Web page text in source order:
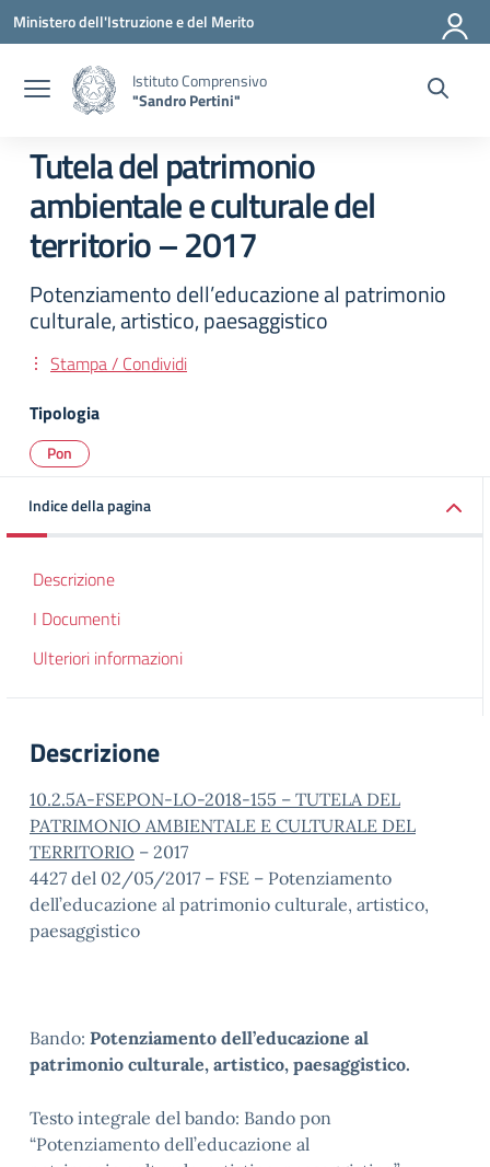
Vai ai contenuti
Vai al menu di navigazione
Vai al footer
Ministero dell'Istruzione e del Merito
Istituto Comprensivo
"Sandro Pertini"
Tutela del patrimonio
ambientale e culturale del
territorio – 2017
Potenziamento dell’educazione al patrimonio
culturale, artistico, paesaggistico
Stampa / Condividi
Tipologia
Pon
Indice della pagina
Descrizione
I Documenti
Ulteriori informazioni
Descrizione
10.2.5A-FSEPON-LO-2018-155 – TUTELA DEL
PATRIMONIO AMBIENTALE E CULTURALE DEL
TERRITORIO – 2017
4427 del 02/05/2017 – FSE – Potenziamento
dell’educazione al patrimonio culturale, artistico,
paesaggistico
Bando: Potenziamento dell’educazione al
patrimonio culturale, artistico, paesaggistico.
Testo integrale del bando: Bando pon
“Potenziamento dell’educazione al